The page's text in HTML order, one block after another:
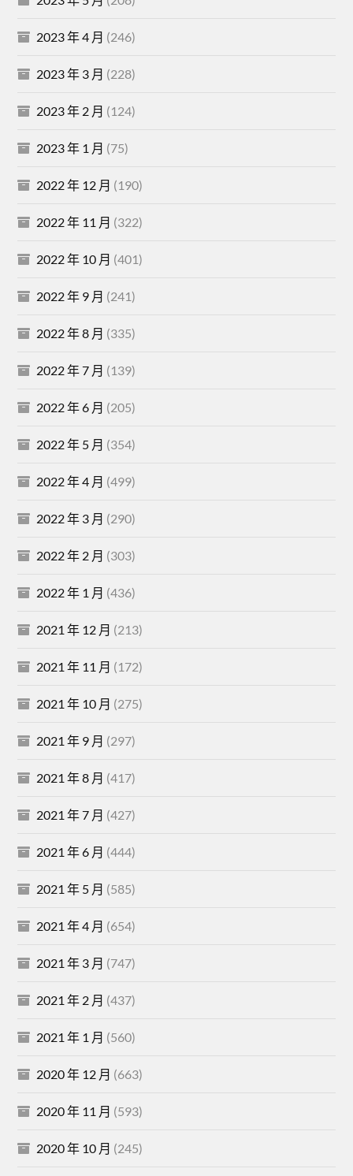
2023 年 4 月 (246)
2023 年 3 月 (228)
2023 年 2 月 (124)
2023 年 1 月 (75)
2022 年 12 月 (190)
2022 年 11 月 (322)
2022 年 10 月 (401)
2022 年 9 月 (241)
2022 年 8 月 (335)
2022 年 7 月 (139)
2022 年 6 月 (205)
2022 年 5 月 (354)
2022 年 4 月 (499)
2022 年 3 月 (290)
2022 年 2 月 (303)
2022 年 1 月 (436)
2021 年 12 月 (213)
2021 年 11 月 (172)
2021 年 10 月 (275)
2021 年 9 月 (297)
2021 年 8 月 (417)
2021 年 7 月 (427)
2021 年 6 月 (444)
2021 年 5 月 (585)
2021 年 4 月 (654)
2021 年 3 月 (747)
2021 年 2 月 (437)
2021 年 1 月 (560)
2020 年 12 月 (663)
2020 年 11 月 (593)
2020 年 10 月 (245)